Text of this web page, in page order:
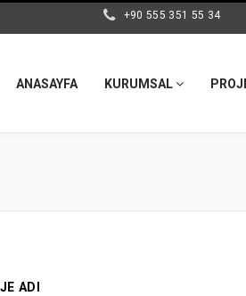
+90 555 351 55 34
ANASAYFA KURUMSAL
ADI